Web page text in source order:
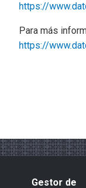
https://
Para más
https://
Gestor de